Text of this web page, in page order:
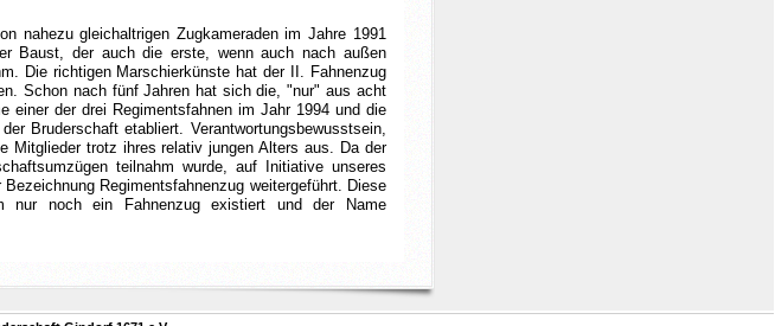
nahezu gleichaltrigen Zugkameraden im Jahre 1991
Baust, der auch die erste, wenn auch nach außen
Die richtigen Marschierkünste hat der II. Fahnenzug
Schon nach fünf Jahren hat sich die, "nur" aus acht
einer der drei Regimentsfahnen im Jahr 1994 und die
Bruderschaft etabliert. Verantwortungsbewusstsein,
Mitglieder trotz ihres relativ jungen Alters aus. Da der
teilnahm wurde, auf Initiative unseres
Regimentsfahnenzug weitergeführt. Diese
nur noch ein Fahnenzug existiert und der Name